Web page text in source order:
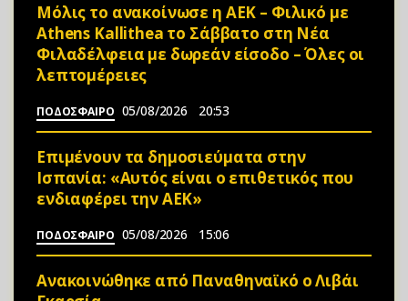
Μόλις το ανακοίνωσε η ΑΕΚ – Φιλικό με
Athens Kallithea το Σάββατο στη Νέα
Φιλαδέλφεια με δωρεάν είσοδο – Όλες οι
λεπτομέρειες
ΠΟΔΟΣΦΑΙΡΟ 05/08/2026 20:53
Επιμένουν τα δημοσιεύματα στην
Ισπανία: «Αυτός είναι ο επιθετικός που
ενδιαφέρει την ΑΕΚ»
ΠΟΔΟΣΦΑΙΡΟ 05/08/2026 15:06
Ανακοινώθηκε από Παναθηναϊκό ο Λιβάι